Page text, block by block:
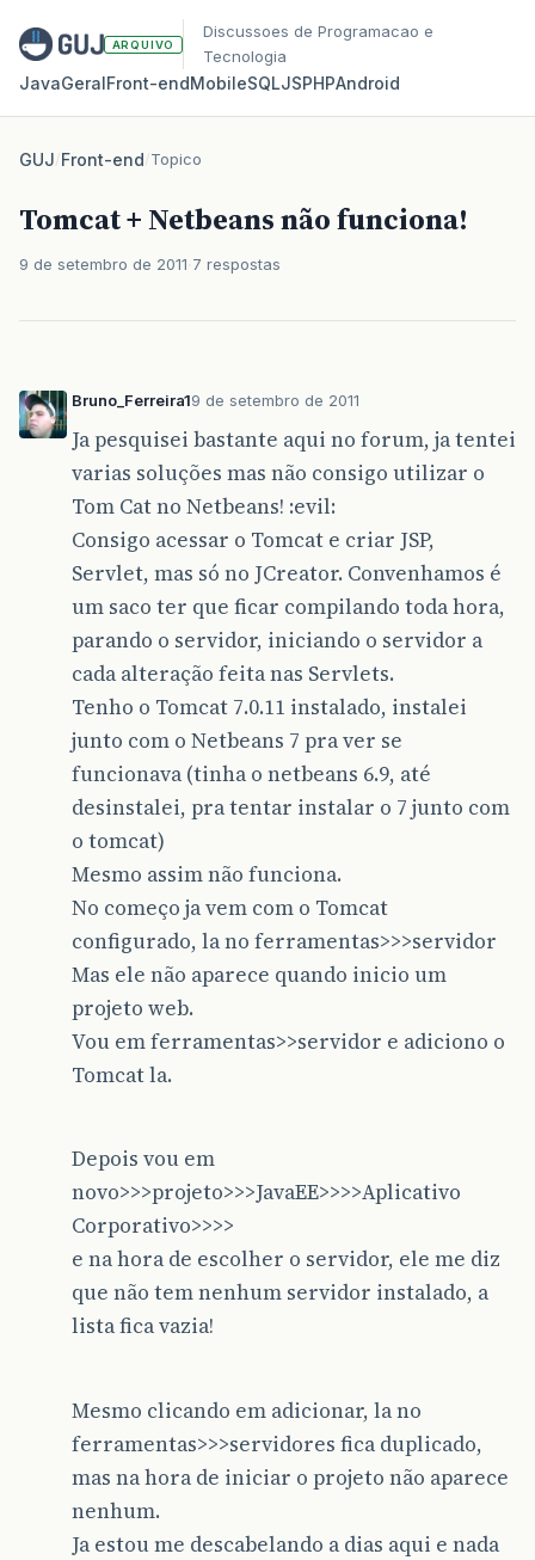
ARQUIVO
Discussoes de Programacao e
Tecnologia
JavaGeralFront‑endMobileSQLJSPHPAndroid
GUJ/Front-end/Topico
Tomcat + Netbeans não funciona!
9 de setembro de 2011 7 respostas
Bruno_Ferreira19 de setembro de 2011
Ja pesquisei bastante aqui no forum, ja tentei
varias soluções mas não consigo utilizar o
Tom Cat no Netbeans! :evil:
Consigo acessar o Tomcat e criar JSP,
Servlet, mas só no JCreator. Convenhamos é
um saco ter que ficar compilando toda hora,
parando o servidor, iniciando o servidor a
cada alteração feita nas Servlets.
Tenho o Tomcat 7.0.11 instalado, instalei
junto com o Netbeans 7 pra ver se
funcionava (tinha o netbeans 6.9, até
desinstalei, pra tentar instalar o 7 junto com
o tomcat)
Mesmo assim não funciona.
No começo ja vem com o Tomcat
configurado, la no ferramentas>>>servidor
Mas ele não aparece quando inicio um
projeto web.
Vou em ferramentas>>servidor e adiciono o
Tomcat la.
Depois vou em
novo>>>projeto>>>JavaEE>>>>Aplicativo
Corporativo>>>>
e na hora de escolher o servidor, ele me diz
que não tem nenhum servidor instalado, a
lista fica vazia!
Mesmo clicando em adicionar, la no
ferramentas>>>servidores fica duplicado,
mas na hora de iniciar o projeto não aparece
nenhum.
Ja estou me descabelando a dias aqui e nada